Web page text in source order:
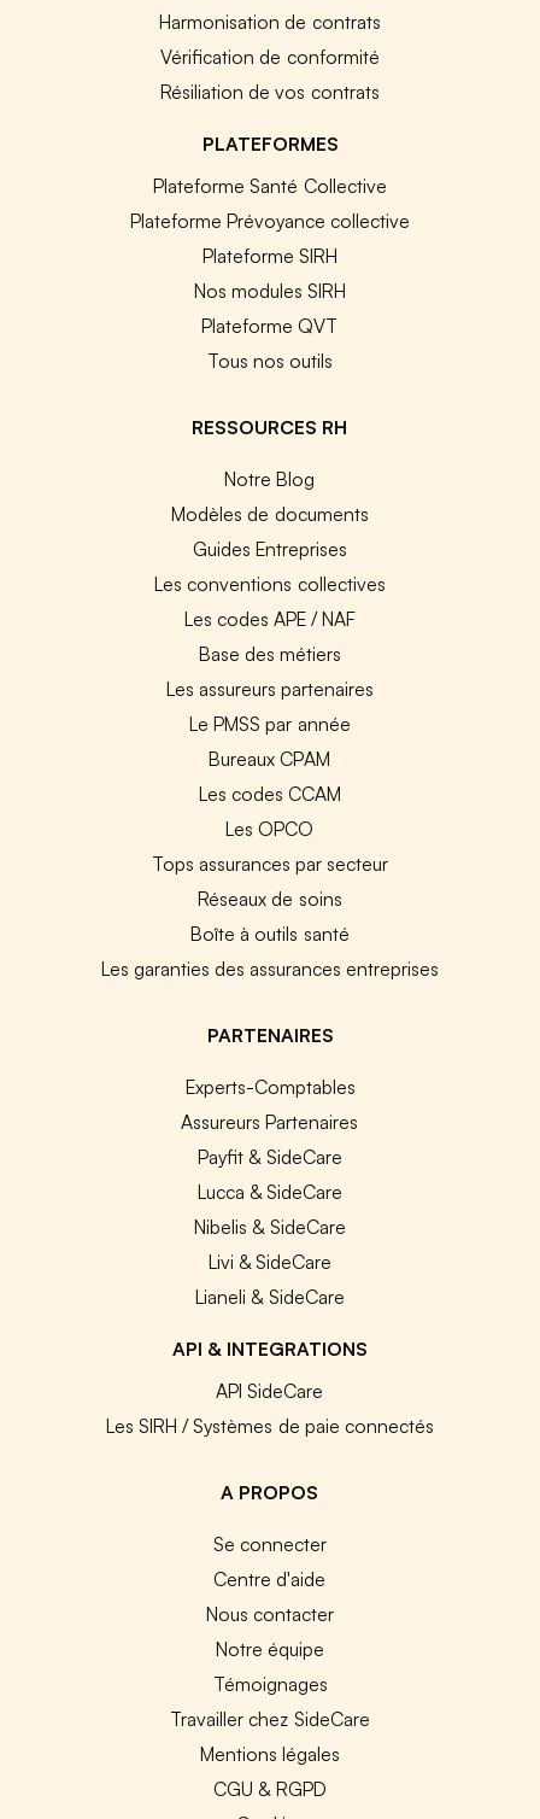
Harmonisation de contrats
Vérification de conformité
Résiliation de vos contrats
PLATEFORMES
Plateforme Santé Collective
Plateforme Prévoyance collective
Plateforme SIRH
Nos modules SIRH
Plateforme QVT
Tous nos outils
RESSOURCES RH
Notre Blog
Modèles de documents
Guides Entreprises
Les conventions collectives
Les codes APE / NAF
Base des métiers
Les assureurs partenaires
Le PMSS par année
Bureaux CPAM
Les codes CCAM
Les OPCO
Tops assurances par secteur
Réseaux de soins
Boîte à outils santé
Les garanties des assurances entreprises
PARTENAIRES
Experts-Comptables
Assureurs Partenaires
Payfit & SideCare
Lucca & SideCare
Nibelis & SideCare
Livi & SideCare
Lianeli & SideCare
API & INTEGRATIONS
API SideCare
Les SIRH / Systèmes de paie connectés
A PROPOS
Se connecter
Centre d'aide
Nous contacter
Notre équipe
Témoignages
Travailler chez SideCare
Mentions légales
CGU & RGPD